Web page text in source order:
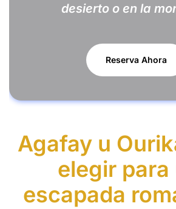
desierto o en la
Reserva Ahora
Agafay u
elegir para
escapada